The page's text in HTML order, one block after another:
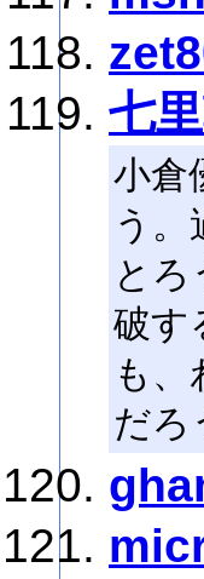
七
小倉
う
と
破す
も
だろ